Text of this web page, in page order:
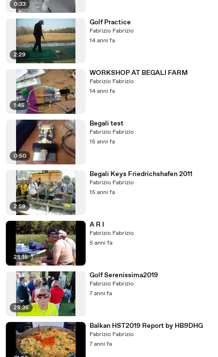
0:33
2:29
Golf Practice
Fabrizio Fabrizio
14 anni fa
1:45
WORKSHOP AT BEGALI FARM
Fabrizio Fabrizio
14 anni fa
0:50
Begali test
Fabrizio Fabrizio
15 anni fa
2:59
Begali Keys Friedrichshafen 2011
Fabrizio Fabrizio
15 anni fa
28:15
A R I
Fabrizio Fabrizio
5 anni fa
28:35
Golf Serenissima2019
Fabrizio Fabrizio
7 anni fa
Balkan HST2019 Report by HB9DHG
Fabrizio Fabrizio
7 anni fa